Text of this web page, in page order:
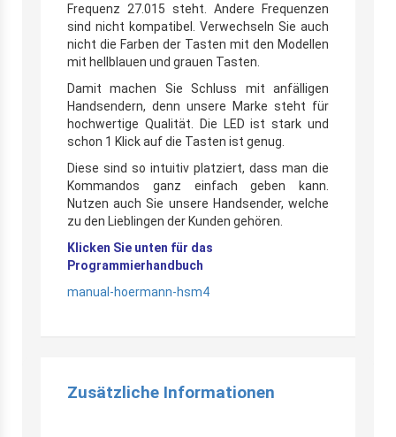
Frequenz 27.015 steht. Andere Frequenzen
sind nicht kompatibel. Verwechseln Sie auch
nicht die Farben der Tasten mit den Modellen
mit hellblauen und grauen Tasten.
Damit machen Sie Schluss mit anfälligen
Handsendern, denn unsere Marke steht für
hochwertige Qualität. Die LED ist stark und
schon 1 Klick auf die Tasten ist genug.
Diese sind so intuitiv platziert, dass man die
Kommandos ganz einfach geben kann.
Nutzen auch Sie unsere Handsender, welche
zu den Lieblingen der Kunden gehören.
Klicken Sie unten für das
Programmierhandbuch
manual-hoermann-hsm4
Zusätzliche Informationen